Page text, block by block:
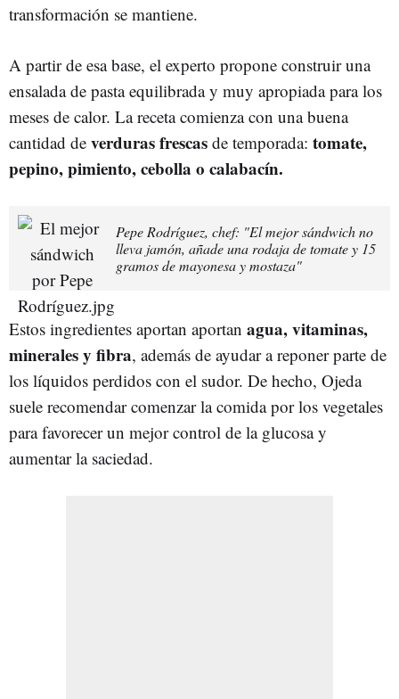
transformación se mantiene.
A partir de esa base, el experto propone construir una
ensalada de pasta equilibrada y muy apropiada para los
meses de calor. La receta comienza con una buena
cantidad de verduras frescas de temporada: tomate,
pepino, pimiento, cebolla o calabacín.
Pepe Rodríguez, chef: "El mejor sándwich no
lleva jamón, añade una rodaja de tomate y 15
gramos de mayonesa y mostaza"
Estos ingredientes aportan aportan agua, vitaminas,
minerales y fibra, además de ayudar a reponer parte de
los líquidos perdidos con el sudor. De hecho, Ojeda
suele recomendar comenzar la comida por los vegetales
para favorecer un mejor control de la glucosa y
aumentar la saciedad.